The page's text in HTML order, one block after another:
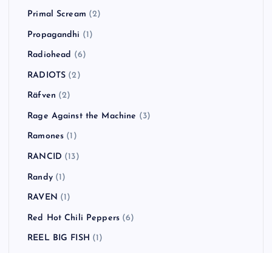
Primal Scream (2)
Propagandhi (1)
Radiohead (6)
RADIOTS (2)
Räfven (2)
Rage Against the Machine (3)
Ramones (1)
RANCID (13)
Randy(1)
RAVEN (1)
Red Hot Chili Peppers (6)
REEL BIG FISH (1)